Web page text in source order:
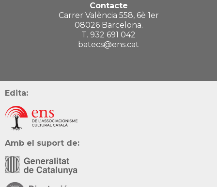
Contacte
Carrer València 558, 6è 1er
08026 Barcelona.
T. 932 691 042
batecs@ens.cat
Edita:
Amb el suport de: